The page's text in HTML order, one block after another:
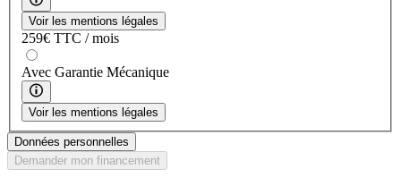
Voir les mentions légales
259€ TTC / mois
Avec Garantie Mécanique
Voir les mentions légales
Données personnelles
Demander mon financement